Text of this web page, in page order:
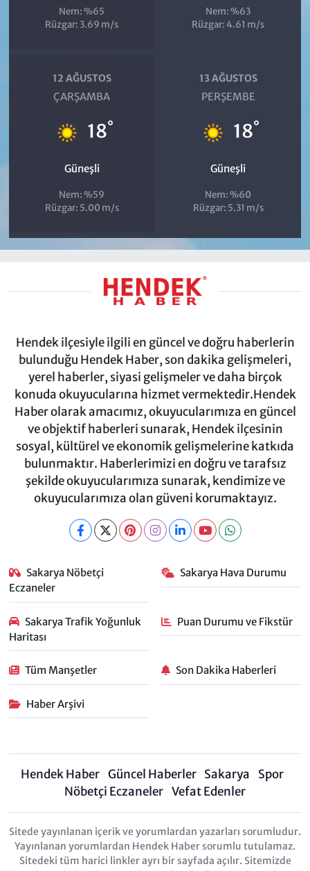
Nem: %65
Rüzgar: 3.69 m/s
Nem: %63
Rüzgar: 4.61 m/s
12 AĞUSTOS
ÇARŞAMBA
18°
Güneşli
Nem: %59
Rüzgar: 5.00 m/s
13 AĞUSTOS
PERŞEMBE
18°
Güneşli
Nem: %60
Rüzgar: 5.31 m/s
Hendek ilçesiyle ilgili en güncel ve doğru haberlerin
bulunduğu Hendek Haber, son dakika gelişmeleri,
yerel haberler, siyasi gelişmeler ve daha birçok
konuda okuyucularına hizmet vermektedir.Hendek
Haber olarak amacımız, okuyucularımıza en güncel
ve objektif haberleri sunarak, Hendek ilçesinin
sosyal, kültürel ve ekonomik gelişmelerine katkıda
bulunmaktır. Haberlerimizi en doğru ve tarafsız
şekilde okuyucularımıza sunarak, kendimize ve
okuyucularımıza olan güveni korumaktayız.
Sakarya Nöbetçi
Eczaneler
Sakarya Hava Durumu
Sakarya Trafik Yoğunluk
Haritası
Puan Durumu ve Fikstür
Tüm Manşetler Son Dakika Haberleri
Haber Arşivi
Hendek Haber Güncel Haberler Sakarya
Spor
Nöbetçi Eczaneler Vefat Edenler
Sitede yayınlanan içerik ve yorumlardan yazarları sorumludur.
Yayınlanan yorumlardan Hendek Haber sorumlu tutulamaz.
Sitedeki tüm harici linkler ayrı bir sayfada açılır. Sitemizde